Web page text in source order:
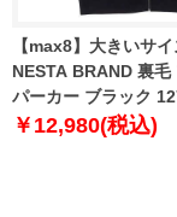
【max8】大きいサ
NESTA BRAND 裏毛
パーカー ブラック
3L 4L 5L 6L 8L
￥12,980(税込)